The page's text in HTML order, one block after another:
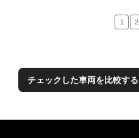
1 2
チェックした車両を比較する